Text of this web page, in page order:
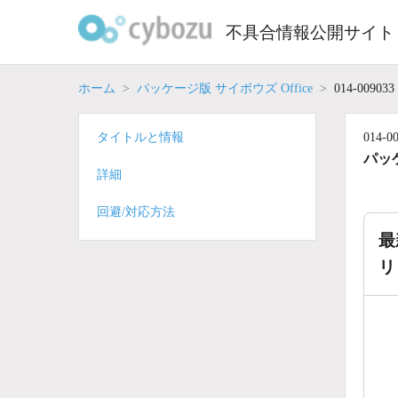
不具合情報公開サイト
ホーム パッケージ版 サイボウズ Office 014-009033
014-
パッ
タイトルと情報
詳細
回避/対応方法